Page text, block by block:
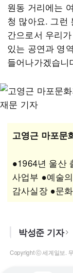
원동 거리에는
청 많아요. 그런
간으로서 우리
있는 공연과 영
들어나가겠습니
고영근 마포문
●1964년 울산
사업부 ●예술
감사실장 ●문
박성준 기자
Copyright ⓒ 세계일보.